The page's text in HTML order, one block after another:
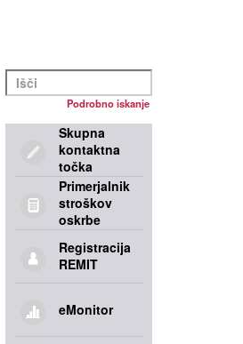
Podrobno iskanje
Skupna
kontaktna
točka
Primerjalnik
stroškov
oskrbe
Registracija
REMIT
eMonitor